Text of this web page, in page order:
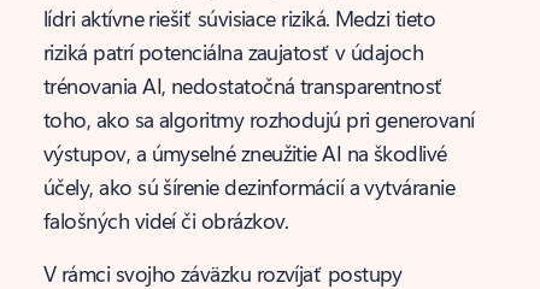
lídri aktívne riešiť súvisiace riziká. Medzi tieto
riziká patrí potenciálna zaujatosť v údajoch
trénovania AI, nedostatočná transparentnosť
toho, ako sa algoritmy rozhodujú pri generovaní
výstupov, a úmyselné zneužitie AI na škodlivé
účely, ako sú šírenie dezinformácií a vytváranie
falošných videí či obrázkov.
V rámci svojho záväzku rozvíjať postupy